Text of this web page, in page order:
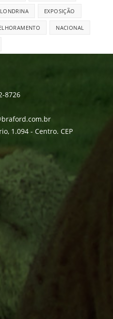
EXPOSIÇÃO
NACIONAL
8726
1.094 - Centro. CEP